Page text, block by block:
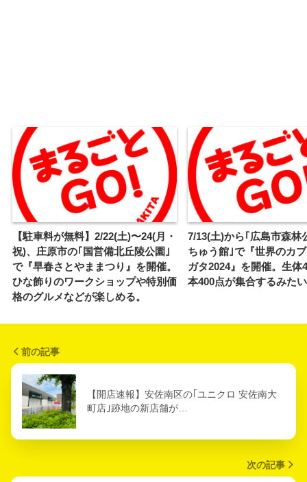
【駐車料が無料】2/22(土)〜24(月・
祝)、庄原市の｢国営備北丘陵公園｣
で『早春さとやままつり』を開催。
ひな飾りのワークショップや特別価
格のグルメなどが楽しめる。
7/13(土)から｢広島市森林
ちゅう館｣で『世界のカ
ガタ2024』を開催。生体
本400点が集合するみた
前の記事
【開店速報】安佐南区の｢ユニクロ 安佐南大
町店｣跡地の新店舗が…
次の記事